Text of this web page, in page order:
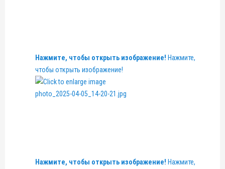
Нажмите, чтобы открыть изображение! Нажмите,
чтобы открыть изображение!
Нажмите, чтобы открыть изображение! Нажмите,